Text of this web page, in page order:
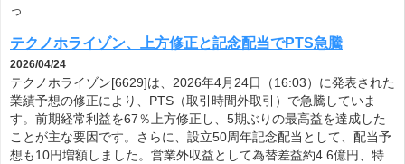
っ…
テクノホライゾン、上方修正と記念配当でPTS急騰
2026/04/24
テクノホライゾン[6629]は、2026年4月24日（16:03）に発表された
業績予想の修正により、PTS（取引時間外取引）で急騰していま
す。前期経常利益を67％上方修正し、5期ぶりの最高益を達成した
ことが主な要因です。さらに、設立50周年記念配当として、配当予
想も10円増額しました。営業外収益として為替差益約4.6億円、特